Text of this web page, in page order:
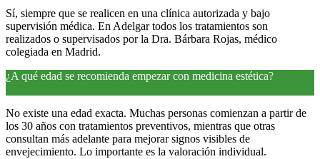
Sí, siempre que se realicen en una clínica autorizada y bajo
supervisión médica. En Adelgar todos los tratamientos son
realizados o supervisados por la Dra. Bárbara Rojas, médico
colegiada en Madrid.
¿A qué edad se recomienda empezar con medicina estética?
No existe una edad exacta. Muchas personas comienzan a partir de
los 30 años con tratamientos preventivos, mientras que otras
consultan más adelante para mejorar signos visibles de
envejecimiento. Lo importante es la valoración individual.